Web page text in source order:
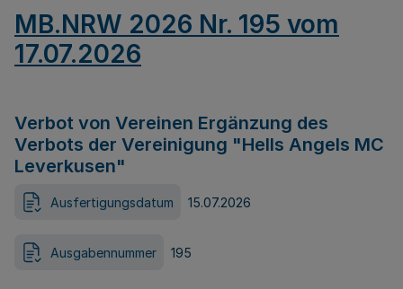
MB.NRW 2026 Nr. 195 vom
17.07.2026
Verbot von Vereinen Ergänzung des
Verbots der Vereinigung "Hells Angels MC
Leverkusen"
Ausfertigungsdatum 15.07.2026
Ausgabennummer 195